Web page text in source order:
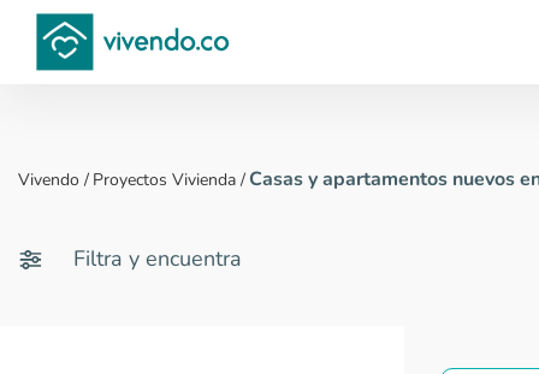
Vivendo / Proyectos Vivienda / Casas y apartamentos nuevos
Filtra y encuentra